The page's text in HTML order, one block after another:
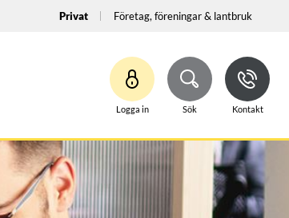
Privat Företag, föreningar & lantbruk
Logga in Sök Kontakt